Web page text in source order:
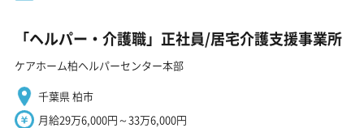
「ヘルパー・介護職」正社員/居宅介護支援事業所
ケアホーム柏ヘルパーセンター本部
千葉県 柏市
月給29万6,000円～33万6,000円